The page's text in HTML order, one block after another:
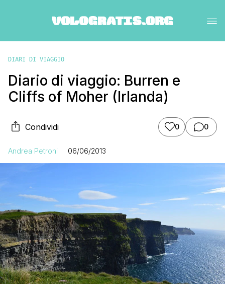
DIARI DI VIAGGIO
Diario di viaggio: Burren e
Cliffs of Moher (Irlanda)
Condividi 0 0
Andrea Petroni 06/06/2013